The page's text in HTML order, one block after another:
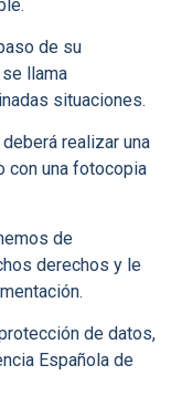
de su
llama
situaciones.
realizar una
con una fotocopia
de
derechos y le
de datos,
Española de